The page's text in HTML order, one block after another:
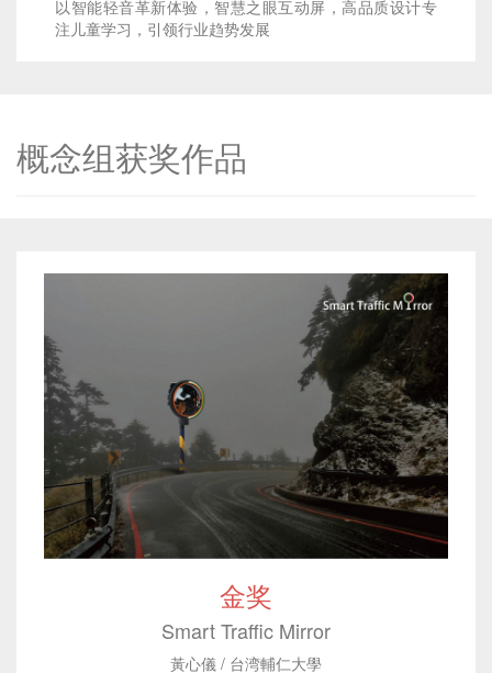
以智能轻音革新体验，智慧之眼互动屏，高品质设计专
注儿童学习，引领行业趋势发展
概念组获奖作品
金奖
Smart Traffic Mirror
黃心儀 / 台湾輔仁大學